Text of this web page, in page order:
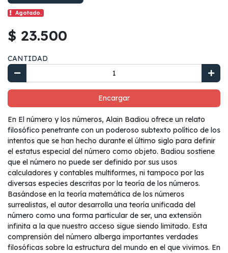
Agotado.
$ 23.500
CANTIDAD
Encargar
En El número y los números, Alain Badiou ofrece un relato
filosófico penetrante con un poderoso subtexto político de los
intentos que se han hecho durante el último siglo para definir
el estatus especial del número como objeto. Badiou sostiene
que el número no puede ser definido por sus usos
calculadores y contables multiformes, ni tampoco por las
diversas especies descritas por la teoría de los números.
Basándose en la teoría matemática de los números
surrealistas, el autor desarrolla una teoría unificada del
número como una forma particular de ser, una extensión
infinita a la que nuestro acceso sigue siendo limitado. Esta
comprensión del número alberga importantes verdades
filosóficas sobre la estructura del mundo en el que vivimos. En